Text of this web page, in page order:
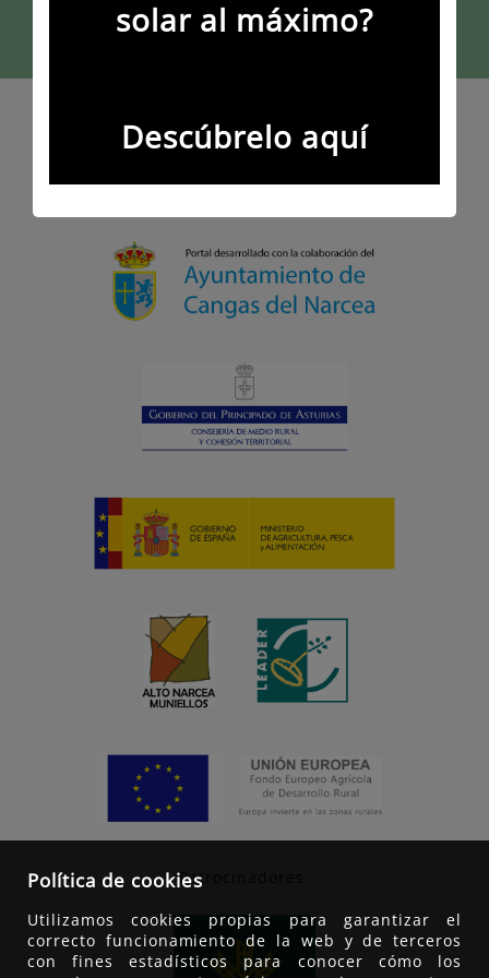
solar al máximo?
Descúbrelo aquí
Patrocinadores:
Política de cookies
Utilizamos cookies propias para garantizar el
correcto funcionamiento de la web y de terceros
con fines estadísticos para conocer cómo los